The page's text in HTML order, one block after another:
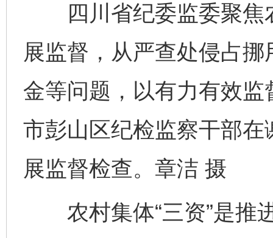
四川省纪委监委聚焦
展监督，从严查处侵占
金等问题，以有力有效
市彭山区纪检监察干部
展监督检查。章洁 摄
农村集体“三资”是推